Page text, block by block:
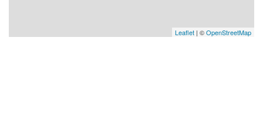
Leaflet | ©OpenStreetMap